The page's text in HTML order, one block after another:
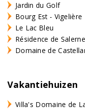
Jardin du Golf
Bourg Est - Vigelière
Le Lac Bleu
Résidence de
Domaine de
Vakantiehuizen
Villa's Domaine de